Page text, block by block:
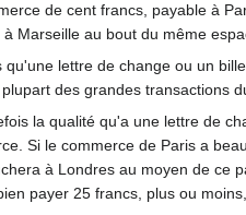
de cent francs, payable à
à Marseille au bout du même
qu'une lettre de change ou un
des grandes transactions
la qualité qu'a une lettre de
Si le commerce de Paris a
à Londres au moyen de ce
payer 25 francs, plus ou